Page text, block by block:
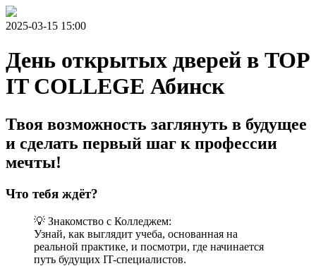
2025-03-15 15:00
День открытых дверей в TOP
IT COLLEGE Абинск
Твоя возможность заглянуть в будущее
и сделать первый шаг к профессии
мечты!
Что тебя ждёт?
💡 Знакомство с Колледжем:
Узнай, как выглядит учеба, основанная на
реальной практике, и посмотри, где начинается
путь будущих IT-специалистов.